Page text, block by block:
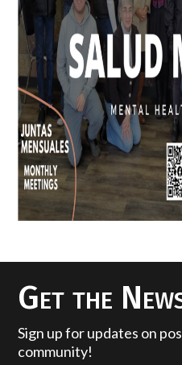
Get the
Sign up for updates on
community!